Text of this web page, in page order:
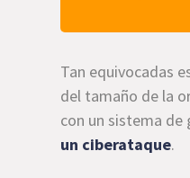
Tan equivocadas
del tamaño de la
con un sistema
un ciberataque.